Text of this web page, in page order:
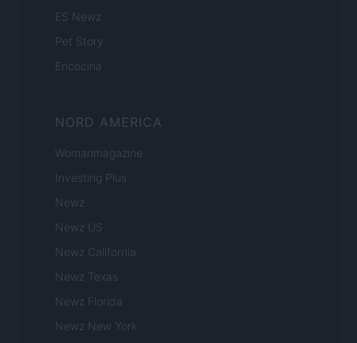
ES Newz
Pet Story
Encocina
NORD AMERICA
Womanmagazine
Investing Plus
Newz
Newz US
Newz California
Newz Texas
Newz Florida
Newz New York